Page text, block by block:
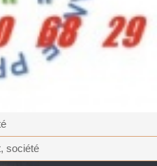
société